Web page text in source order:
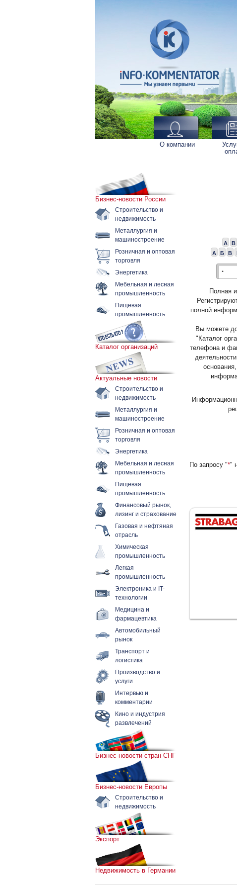
О компании
Бизнес-новости России
Строительство и
недвижимость
Металлургия и
машиностроение
Розничная и оптовая
торговля
Энергетика
Мебельная и лесная
промышленность
Пищевая
промышленность
Каталог организаций
Актуальные новости
Строительство и
недвижимость
Металлургия и
машиностроение
Розничная и оптовая
торговля
Энергетика
Мебельная и лесная
промышленность
Пищевая
промышленность
Финансовый рынок,
лизинг и страхование
Газовая и нефтяная
отрасль
Химическая
промышленность
Легкая
промышленность
Электроника и IT-
технологии
Медицина и
фармацевтика
Автомобильный
рынок
Транспорт и
логистика
Производство и
услуги
Интервью и
комментарии
Кино и индустрия
развлечений
Бизнес-новости стран СНГ
Бизнес-новости Европы
Строительство и
недвижимость
Экспорт
Недвижимость в Германии
A B
А
Б В
Полная
полной
Вы можете
"Каталог
телефона и
По запросу "*"